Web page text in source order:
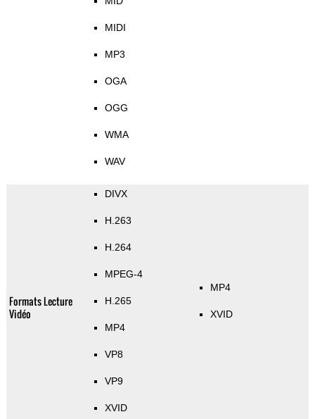
MIDI
MP3
OGA
OGG
WMA
WAV
Formats Lecture
Vidéo
DIVX
H.263
H.264
MPEG-4
H.265
MP4
VP8
VP9
XVID
MP4
XVID